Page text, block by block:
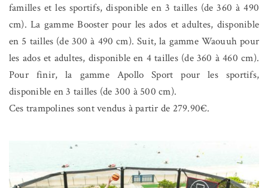
familles et les sportifs, disponible en 3 tailles (de 360 à 490
cm). La gamme Booster pour les ados et adultes, disponible
en 5 tailles (de 300 à 490 cm). Suit, la gamme Waouuh pour
les ados et adultes, disponible en 4 tailles (de 360 à 460 cm).
Pour finir, la gamme Apollo Sport pour les sportifs,
disponible en 3 tailles (de 300 à 500 cm).
Ces trampolines sont vendus à partir de 279.90€.